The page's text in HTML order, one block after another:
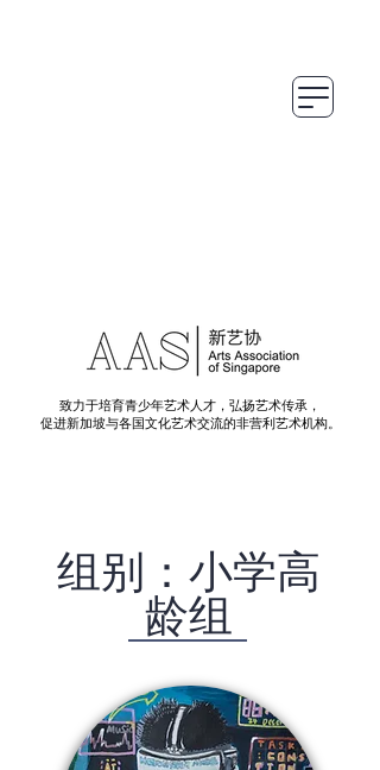
致力于培育青少年艺术人才，弘扬艺术传承，
促进新加坡与各国文化艺术交流的非营利艺术机构。
​组别：小学高
龄组